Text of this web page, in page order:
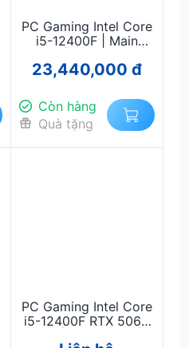
PC Gaming Intel Core
i5-12400F | Main
RTX 5060 8GB | SSD
NVMe 512GB M.2 |
Nguồn 750W – Chiến
Game, Đồ Họa,
Livestream
23,440,000 đ
Còn hàng
Quà tặng
PC Gaming Intel Core
i5-12400F RTX 5060